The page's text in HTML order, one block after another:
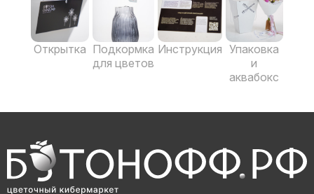
Открытка Подкормка
для цветов
Инструкция Упаковка
и
аквабокс